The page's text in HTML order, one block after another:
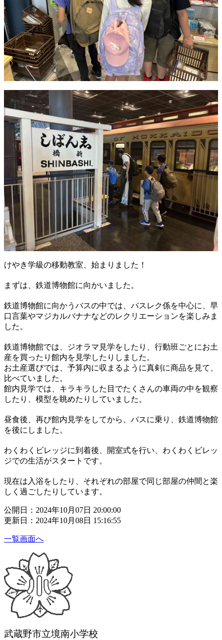
けやき学級の移動教室、始まりました！
まずは、鉄道博物館に向かいました。
鉄道博物館に向かうバスの中では、バスレク係を中心に、早
口言葉やマジカルバナナなどのレクリエーションを楽しみま
した。
鉄道博物館では、ジオラマ見学をしたり、行動班ごとにお土
産を買ったり館内を見学したりしました。
お土産選びでは、予算内に収まるように真剣に商品を見て、
比べていました。
館内見学では、キラキラした目でたくさんの車両の中を観察
したり、模型を眺めたりしていました。
昼食後、再び館内見学をしてから、バスに乗り、鉄道博物館
を後にしました。
わくわくビレッジに到着後、開室式を行い、わくわくビレッ
ジでの生活がスタートです。
現在は入浴をしたり、それぞれの部屋で同じ部屋の仲間と楽
しく過ごしたりしています。
公開日：2024年10月07日 20:00:00
更新日：2024年10月08日 15:16:55
一覧画面へ
武蔵野市立境南小学校